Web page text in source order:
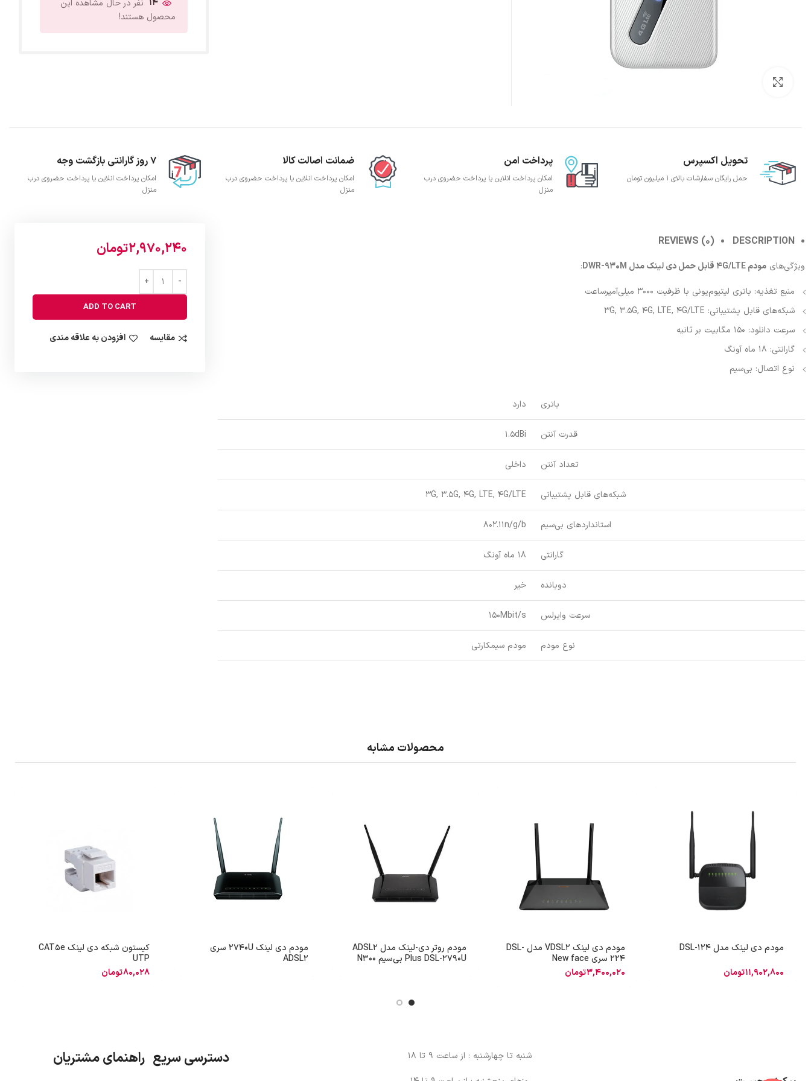
نفر در حال مشاهده این
محصول هستند!
تحویل اکسپرس
حمل رایگان سفارشات بالای 1 میلیون تومان
پرداخت امن
امکان پرداخت انلاین یا پرداخت حضروی درب
منزل
ضمانت اصالت کالا
امکان پرداخت انلاین یا پرداخت حضروی درب
منزل
7 روز گارانتی بازگشت وجه
امکان پرداخت انلاین یا پرداخت حضروی درب
منزل
DESCRIPTION
REVIEWS (0)
ویژگی‌های مودم 4G/LTE قابل حمل دی لینک مدل DWR-930M
:
منبع تغذیه: باتری لیتیوم‌یونی با ظرفیت 3000 میلی‌آمپرساعت
شبکه‌های قابل پشتیبانی: 3G, 3.5G, 4G, LTE, 4G/LTE
سرعت دانلود: 150 مگابیت بر ثانیه
گارانتی: 18 ماه آونگ
نوع اتصال: بی‌سیم
باتری دارد
قدرت آنتن 1.5dBi
تعداد آنتن داخلی
شبکه‌های قابل پشتیبانی 3G, 3.5G, 4G, LTE, 4G/LTE
استانداردهای بی‌سیم 802.11n/g/b
گارانتی 18 ماه آونگ
دوبانده خیر
سرعت وایرلس 150Mbit/s
نوع مودم مودم سیمکارتی
2,970,240تومان
ADD TO CART
مقایسه افزودن به علاقه مندی
محصولات مشابه
مودم دی لینک مدل DSL-124
11,902,800تومان
مودم دی لینک VDSL2 مدل DSL-
224 سری New face
3,400,020تومان
مودم روتر دی-لینک مدل ADSL2
Plus DSL-2790U بی‌سیم N300
مودم دی لینک 2740U سری
ADSL2
کیستون شبکه دی لینک CAT5e
UTP
80,028تومان
شنبه تا چهارشنبه : از ساعت 9 تا 18
دسترسی سریع راهنمای مشتریان